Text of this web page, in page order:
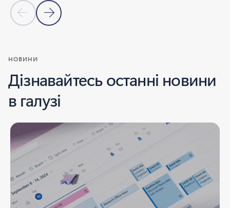
Попередній слайд
Наступний слайд
НОВИНИ
Дізнавайтесь останні новини
в галузі